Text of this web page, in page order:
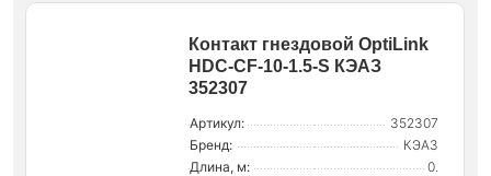
Контакт гнездовой OptiLink
HDC-CF-10-1.5-S КЭАЗ
352307
Артикул:
352307
Бренд:
КЭАЗ
Длина, м:
0.